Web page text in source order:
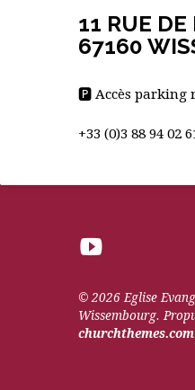
11 RUE DE
67160
🅿 Accès parking
+33 (0)3 88 94 02
© 2026 Eglise
Wissembourg.
churchthemes.com